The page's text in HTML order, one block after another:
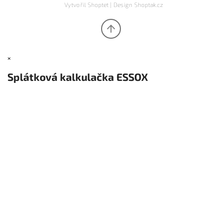
Vytvořil Shoptet| Design Shoptak.cz
×
Splátková kalkulačka ESSOX